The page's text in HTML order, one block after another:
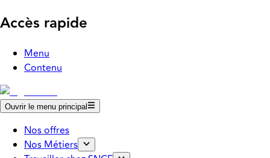
Accès rapide
Menu
Contenu
Ouvrir le menu principal
Nos offres
Nos Métiers